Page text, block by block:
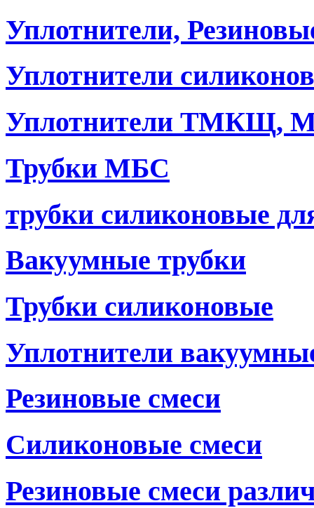
Уплотнители,
Уплотнители
Уплотнители ТМКЩ,
Трубки МБС
трубки силиконовые
Вакуумные трубки
Трубки силиконовые
Уплотнители
Резиновые смеси
Силиконовые смеси
Резиновые смеси